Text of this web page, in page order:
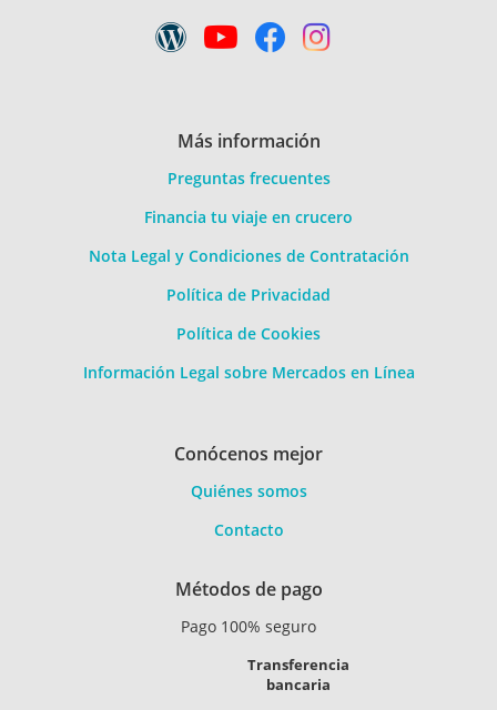
Más información
Preguntas frecuentes
Financia tu viaje en crucero
Nota Legal y Condiciones de Contratación
Política de Privacidad
Política de Cookies
Información Legal sobre Mercados en Línea
Conócenos mejor
Quiénes somos
Contacto
Métodos de pago
Pago 100% seguro
Transferencia
bancaria